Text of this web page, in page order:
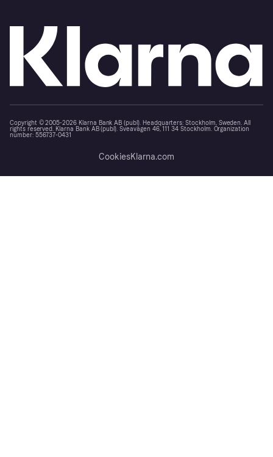
Copyright © 2005-2026 Klarna Bank AB (publ). Headquarters: Stockholm, Sweden. All
rights reserved. Klarna Bank AB (publ). Sveavägen 46, 111 34 Stockholm. Organization
number: 556737-0431
CookiesKlarna.com